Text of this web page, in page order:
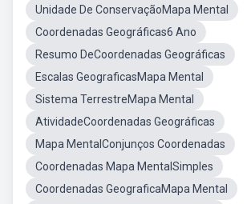
Unidade De ConservaçãoMapa Mental
Coordenadas Geográficas6 Ano
Resumo DeCoordenadas Geográficas
Escalas GeograficasMapa Mental
Sistema TerrestreMapa Mental
AtividadeCoordenadas Geográficas
Mapa MentalConjunços Coordenadas
Coordenadas Mapa MentalSimples
Coordenadas GeograficaMapa Mental